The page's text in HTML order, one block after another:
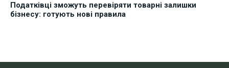
Податківці зможуть перевіряти товарні залишки
бізнесу: готують нові правила